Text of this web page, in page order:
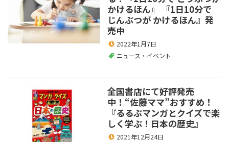
かけるほん』 『1日10分で
じんぶつが かけるほん』発
売中
2022年1月7日
ニュース・イベント
全国書店にて好評発売
中！“佐藤ママ”おすすめ！
『るるぶマンガとクイズで楽
しく学ぶ！日本の歴史』
2021年12月24日